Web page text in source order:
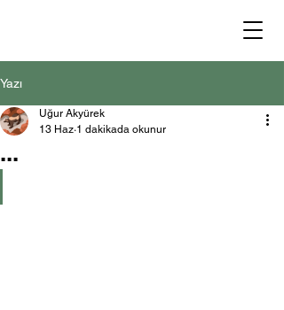
Yazı
...
Uğur Akyürek
13 Haz 1 dakikada okunur